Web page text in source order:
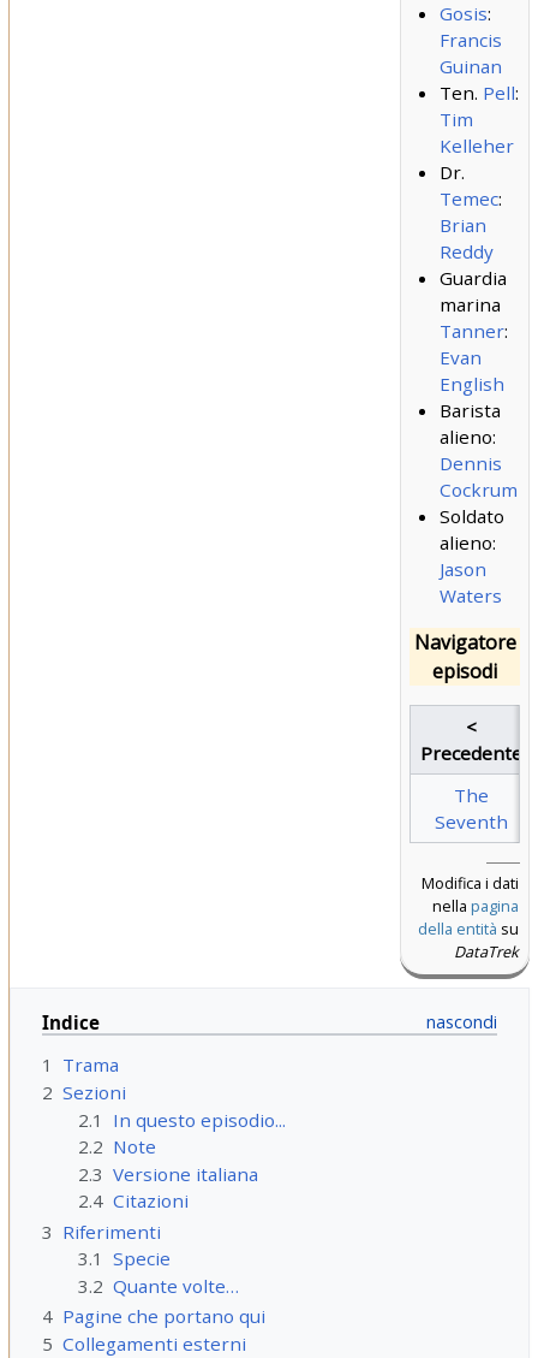
Gosis:
Francis
Guinan
Ten. Pell:
Tim
Kelleher
Dr.
Temec:
Brian
Reddy
Guardia
marina
Tanner:
Evan
English
Barista
alieno:
Dennis
Cockrum
Soldato
alieno:
Jason
Waters
Navigatore
episodi
<
Precedente
The
Seventh
Modifica i dati
nella pagina
della entità su
DataTrek
Indice
1
Trama
2 Sezioni
2.1
In questo episodio...
2.2 Note
2.3 Versione italiana
2.4 Citazioni
3 Riferimenti
3.1
Specie
3.2 Quante volte…
4 Pagine che portano qui
5 Collegamenti esterni